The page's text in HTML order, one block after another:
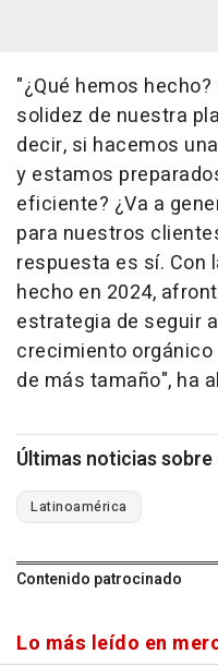
"¿Qué hemos
solidez de nuestra
decir, si hacemos
y estamos
eficiente? ¿Va a
para nuestros
respuesta es sí. Con
hecho en 2024,
estrategia de seguir
crecimiento
de más tamaño", ha
Últimas noticias
Latinoamérica
Contenido patrocinado
Lo más leído en